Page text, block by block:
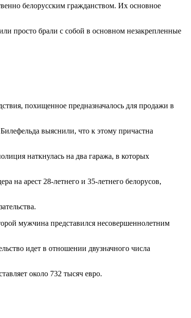
белорусским гражданством. Их основное
просто брали с собой в основном незакрепленные
похищенное предназначалось для продажи в
выяснили, что к этому причастна
наткнулась на два гаража, в которых
на арест 28-летнего и 35-летнего белорусов,
мужчина представился несовершеннолетним
идет в отношении двузначного числа
около 732 тысяч евро.